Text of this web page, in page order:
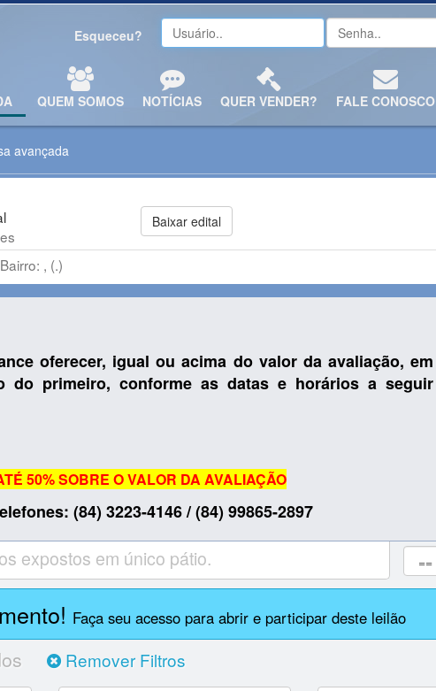
Esqueceu?
QUEM SOMOS NOTÍCIAS QUER VENDER? FALE CONOSCO
avançada
Baixar edital
, (.)
oferecer, igual ou acima do valor da avaliação, em
do primeiro, conforme as datas e horários a seguir
50% SOBRE O VALOR DA AVALIAÇÃO
(84) 3223-4146 / (84) 99865-2897
expostos em único pátio.
Faça seu acesso para abrir e participar deste leilão
Remover Filtros